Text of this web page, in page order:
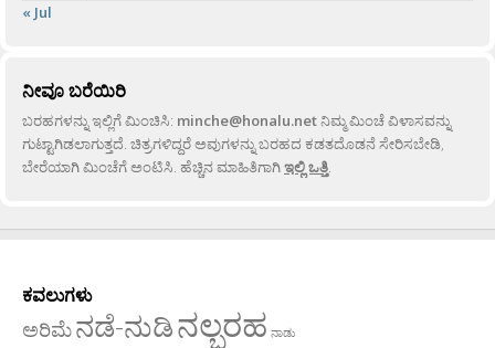
« Jul
ನೀವೂ ಬರೆಯಿರಿ
ಬರಹಗಳನ್ನು ಇಲ್ಲಿಗೆ ಮಿಂಚಿಸಿ: minche@honalu.netನಿಮ್ಮ ಮಿಂಚೆ ವಿಳಾಸವನ್ನು
ಗುಟ್ಟಾಗಿಡಲಾಗುತ್ತದೆ. ಚಿತ್ರಗಳಿದ್ದರೆ ಅವುಗಳನ್ನು ಬರಹದ ಕಡತದೊಡನೆ ಸೇರಿಸಬೇಡಿ,
ಬೇರೆಯಾಗಿ ಮಿಂಚೆಗೆ ಅಂಟಿಸಿ. ಹೆಚ್ಚಿನ ಮಾಹಿತಿಗಾಗಿಇಲ್ಲಿ ಒತ್ತಿ.
ಕವಲುಗಳು
ಅರಿಮೆನಡೆ-ನುಡಿನಲ್ಬರಹ ನಾಡು